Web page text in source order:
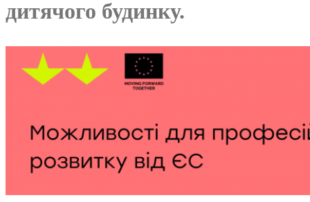
дитячого будинку.